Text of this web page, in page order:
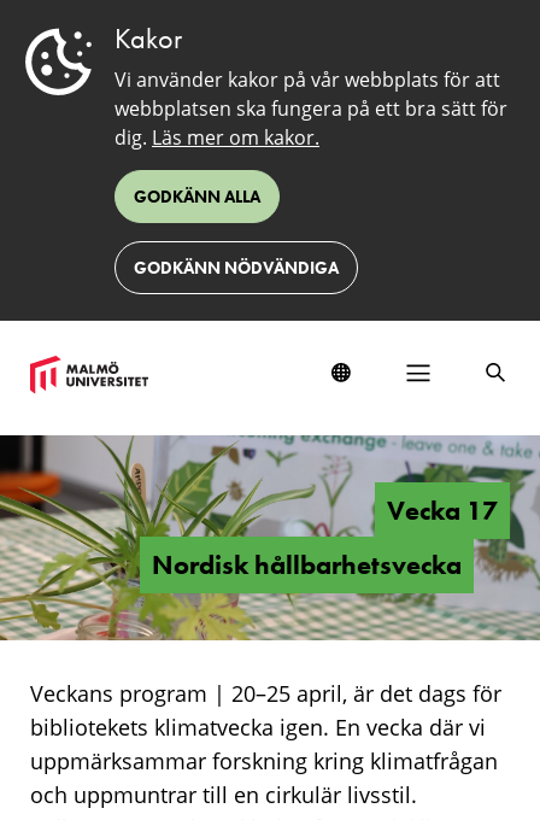
Kakor
Vi använder kakor på vår webbplats för att
webbplatsen ska fungera på ett bra sätt för
dig. Läs mer om kakor.
GODKÄNN ALLA
GODKÄNN NÖDVÄNDIGA
Vecka
17
på
Orkanenbiblioteket
Vecka 17
Nordisk hållbarhetsvecka
Veckans program | 20–25 april, är det dags för
bibliotekets klimatvecka igen. En vecka där vi
uppmärksammar forskning kring klimatfrågan
och uppmuntrar till en cirkulär livsstil.